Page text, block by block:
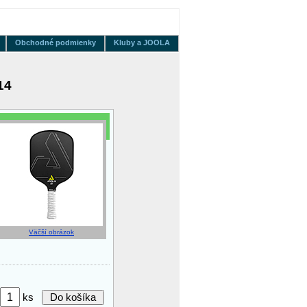
Kluby a JOOLA
Obchodné podmienky
Väčší obrázok
ks